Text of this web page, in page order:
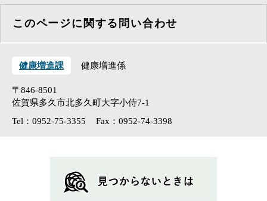
このページに関する問い合わせ
健康増進課 健康増進係
〒846-8501
佐賀県多久市北多久町大字小侍7-1
Tel：0952-75-3355
Fax：0952-74-3398